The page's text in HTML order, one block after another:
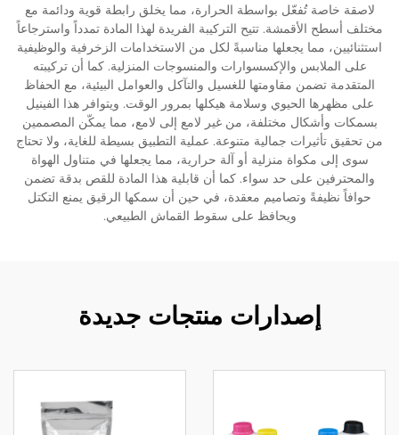
لاصقة خاصة تُفعّل بواسطة الحرارة، مما يخلق رابطة قوية ودائمة مع
مختلف أسطح الأقمشة. تتيح التركيبة الفريدة لهذا المادة تمدداً واسترجاعاً
استثنائيين، مما يجعلها مناسبةً لكل من الاستخدامات الزخرفية والوظيفية
على الملابس والإكسسوارات والمنسوجات المنزلية. كما أن تركيبته
المتقدمة تضمن مقاومتها للغسيل والتآكل والعوامل البيئية، مع الحفاظ
على مظهرها الحيوي وسلامة هيكلها بمرور الوقت. ويتوافر هذا الفينيل
بسمكات وأشكال مختلفة، من غير لامع إلى لامع، مما يمكّن المصممين
من تحقيق تأثيرات جمالية متنوعة. عملية التطبيق بسيطة للغاية، ولا تحتاج
سوى إلى مكواة منزلية أو آلة حرارية، مما يجعلها في متناول الهواة
والمحترفين على حد سواء. كما أن قابلية هذا المادة للقص بدقة تضمن
حوافاً نظيفةً وتصاميم معقدة، في حين أن سمكها الرقيق يمنع التكتل
ويحافظ على سقوط القماش الطبيعي.
إصدارات منتجات جديدة